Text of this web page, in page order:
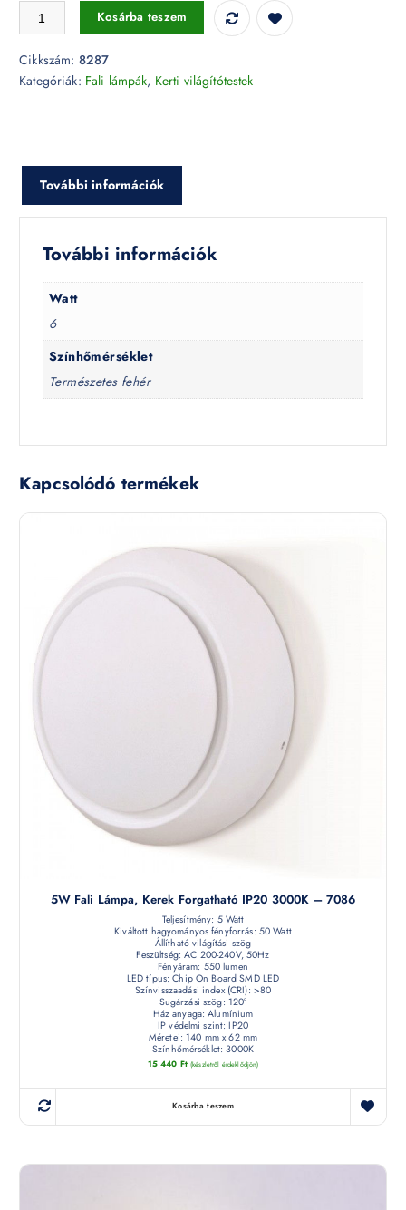
6W LED ovális fali lámpatest fehér 4000K IP65 - 8287 mennyiség
Kosárba teszem
Cikkszám: 8287
Kategóriák: Fali lámpák, Kerti világítótestek
További információk
További információk
Watt
6
Színhőmérséklet
Természetes fehér
Kapcsolódó termékek
5W Fali Lámpa, Kerek Forgatható IP20 3000K – 7086
Teljesítmény: 5 Watt
Kiváltott hagyományos fényforrás: 50 Watt
Állítható világítási szög
Feszültség: AC 200-240V, 50Hz
Fényáram: 550 lumen
LED típus: Chip On Board SMD LED
Színvisszaadási index (CRI): >80
Sugárzási szög: 120°
Ház anyaga: Alumínium
IP védelmi szint: IP20
Méretei: 140 mm x 62 mm
Színhőmérséklet: 3000K
15 440 Ft (készletről érdeklődjön)
Kosárba teszem